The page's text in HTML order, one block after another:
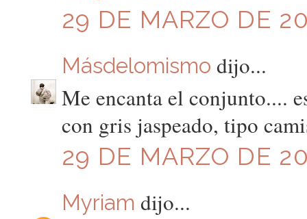
29 DE MARZO DE
Másdelomismo dijo...
Me encanta el conjunto....
con gris jaspeado, tipo
29 DE MARZO DE
Myriam dijo...